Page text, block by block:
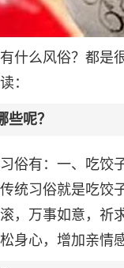
什么风俗？都是
：
些呢？
俗有：一、吃饺
统习俗就是吃饺
，万事如意，祈
身心，增加亲情